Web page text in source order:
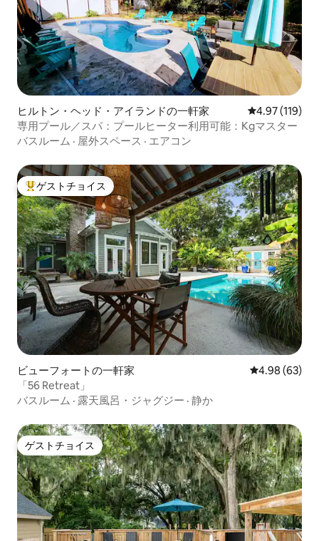
ヒルトン・ヘッド・アイランドの一軒家 レビュー119
4.97 (119)
専用プール／スパ：プールヒーター利用可能：Kgマスター
バスルーム · 屋外スペース · エアコン
大好評のゲストチョイスです。
ゲストチョイス
ビューフォートの一軒家 レビュー63
4.98 (63)
「56 Retreat」
バスルーム · 露天風呂・ジャグジー · 静か
ゲストチョイス
ゲストチョイス